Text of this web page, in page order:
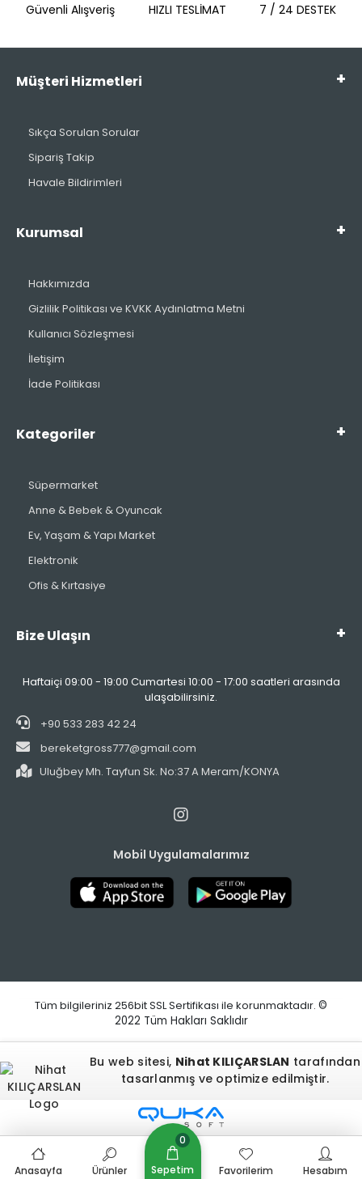
Güvenli Alışveriş HIZLI TESLİMAT 7 / 24 DESTEK
Müşteri Hizmetleri
Sıkça Sorulan Sorular
Sipariş Takip
Havale Bildirimleri
Kurumsal
Hakkımızda
Gizlilik Politikası ve KVKK Aydınlatma Metni
Kullanıcı Sözleşmesi
İletişim
İade Politikası
Kategoriler
Süpermarket
Anne & Bebek & Oyuncak
Ev, Yaşam & Yapı Market
Elektronik
Ofis & Kırtasiye
Bize Ulaşın
Haftaiçi 09:00 - 19:00 Cumartesi 10:00 - 17:00 saatleri arasında
ulaşabilirsiniz.
+90 533 283 42 24
bereketgross777@gmail.com
Uluğbey Mh. Tayfun Sk. No:37 A Meram/KONYA
Mobil Uygulamalarımız
Tüm bilgileriniz 256bit SSL Sertifikası ile korunmaktadır. ©
2022 Tüm Hakları Saklıdır
Bu web sitesi, Nihat KILIÇARSLAN tarafından
tasarlanmış ve optimize edilmiştir.
Anasayfa Ürünler Sepetim
0
Favorilerim Hesabım